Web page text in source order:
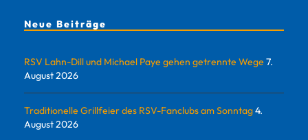
Neue Beiträge
RSV Lahn-Dill und Michael Paye gehen getrennte Wege 7.
August 2026
Traditionelle Grillfeier des RSV-Fanclubs am Sonntag4.
August 2026